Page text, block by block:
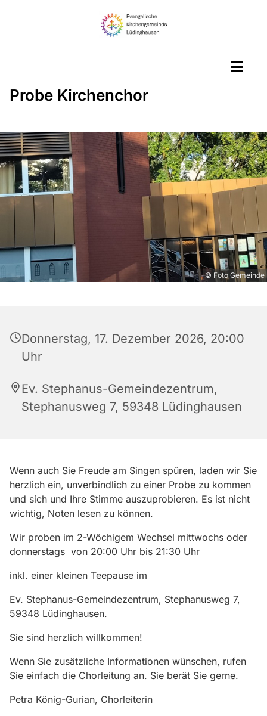
Probe Kirchenchor
© Foto Gemeinde
Donnerstag, 17. Dezember 2026, 20:00
Uhr
Ev. Stephanus-Gemeindezentrum,
Stephanusweg 7, 59348 Lüdinghausen
Wenn auch Sie Freude am Singen spüren, laden wir Sie
herzlich ein, unverbindlich zu einer Probe zu kommen
und sich und Ihre Stimme auszuprobieren. Es ist nicht
wichtig, Noten lesen zu können.
Wir proben im 2-Wöchigem Wechsel mittwochs oder
donnerstags von 20:00 Uhr bis 21:30 Uhr
inkl. einer kleinen Teepause im
Ev. Stephanus-Gemeindezentrum, Stephanusweg 7,
59348 Lüdinghausen.
Sie sind herzlich willkommen!
Wenn Sie zusätzliche Informationen wünschen, rufen
Sie einfach die Chorleitung an. Sie berät Sie gerne.
Petra König-Gurian, Chorleiterin